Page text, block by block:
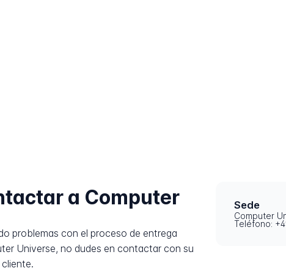
a Computer
problemas con el proceso de entrega
Universe, no dudes en contactar con su
Sede
Computer
Teléfono: